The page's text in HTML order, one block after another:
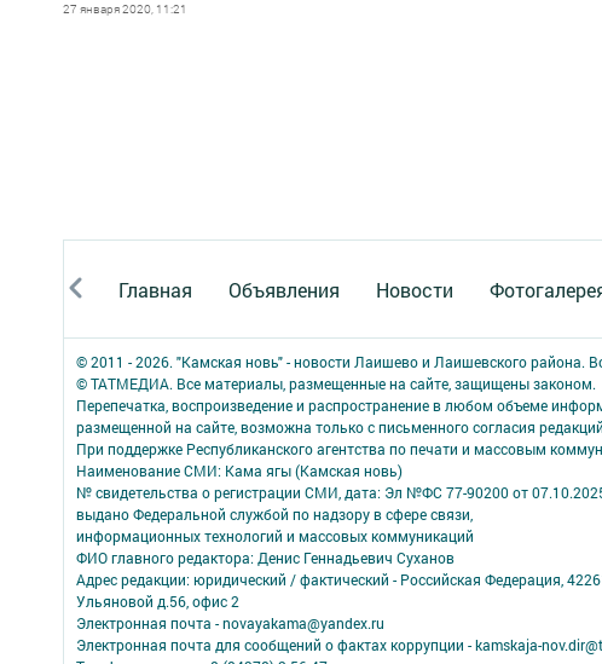
27 января 2020, 11:21
Главная Объявления Новости
© 2011 - 2026. "Камская новь" - новости Лаишево и Лаишевского района.
© ТАТМЕДИА. Все материалы, размещенные на сайте, защищены законом.
Перепечатка, воспроизведение и распространение в любом объеме
размещенной на сайте, возможна только с письменного согласия
При поддержке Республиканского агентства по печати и массовым
Наименование СМИ: Кама ягы (Камская новь)
№ свидетельства о регистрации СМИ, дата: Эл №ФC 77-90200 от
выдано Федеральной службой по надзору в сфере связи,
информационных технологий и массовых коммуникаций
ФИО главного редактора: Денис Геннадьевич Суханов
Адрес редакции: юридический / фактический - Российская Федерация,
Ульяновой д.56, офис 2
Электронная почта - novayakama@yandex.ru
Электронная почта для сообщений о фактах коррупции - kamskaja-